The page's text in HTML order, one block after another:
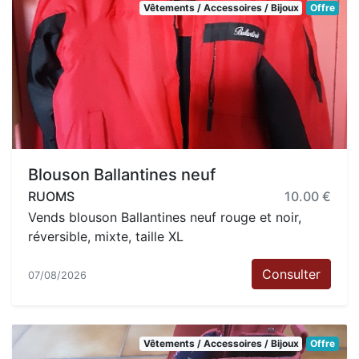
Vêtements / Accessoires / Bijoux Offre
Blouson Ballantines neuf
RUOMS
10.00 €
Vends blouson Ballantines neuf rouge et noir,
réversible, mixte, taille XL
07/08/2026 Consulter
Vêtements / Accessoires / Bijoux Offre